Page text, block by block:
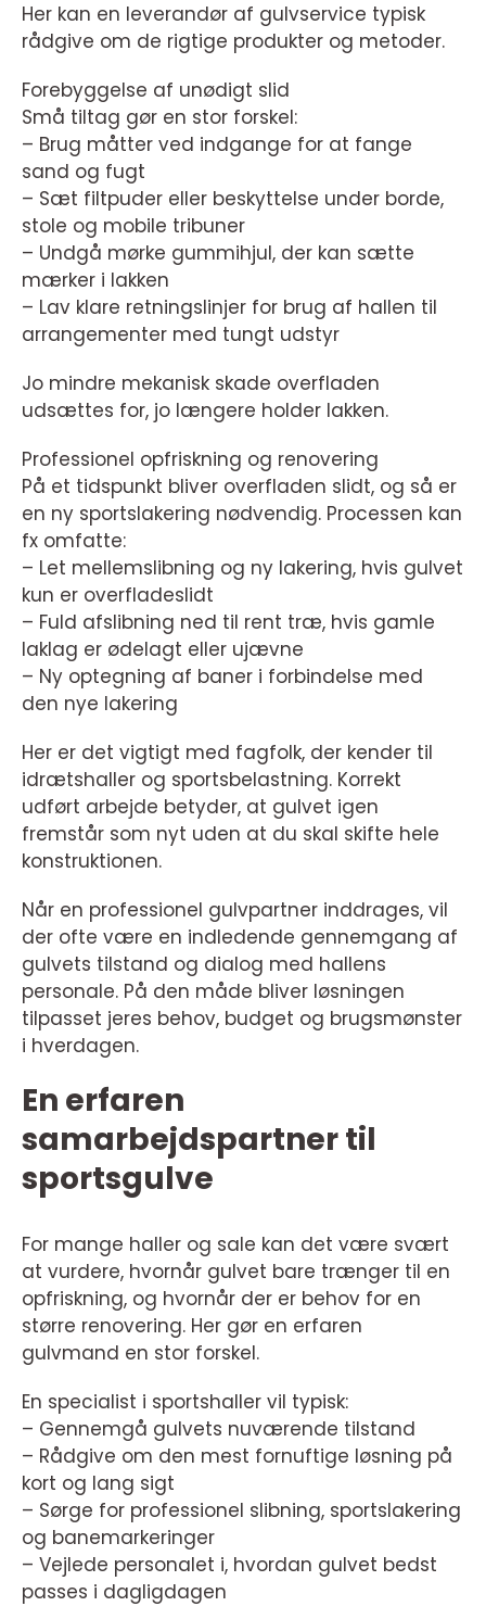
Her kan en leverandør af gulvservice typisk
rådgive om de rigtige produkter og metoder.
Forebyggelse af unødigt slid
Små tiltag gør en stor forskel:
– Brug måtter ved indgange for at fange
sand og fugt
– Sæt filtpuder eller beskyttelse under borde,
stole og mobile tribuner
– Undgå mørke gummihjul, der kan sætte
mærker i lakken
– Lav klare retningslinjer for brug af hallen til
arrangementer med tungt udstyr
Jo mindre mekanisk skade overfladen
udsættes for, jo længere holder lakken.
Professionel opfriskning og renovering
På et tidspunkt bliver overfladen slidt, og så er
en ny sportslakering nødvendig. Processen kan
fx omfatte:
– Let mellemslibning og ny lakering, hvis gulvet
kun er overfladeslidt
– Fuld afslibning ned til rent træ, hvis gamle
laklag er ødelagt eller ujævne
– Ny optegning af baner i forbindelse med
den nye lakering
Her er det vigtigt med fagfolk, der kender til
idrætshaller og sportsbelastning. Korrekt
udført arbejde betyder, at gulvet igen
fremstår som nyt uden at du skal skifte hele
konstruktionen.
Når en professionel gulvpartner inddrages, vil
der ofte være en indledende gennemgang af
gulvets tilstand og dialog med hallens
personale. På den måde bliver løsningen
tilpasset jeres behov, budget og brugsmønster
i hverdagen.
En erfaren
samarbejdspartner til
sportsgulve
For mange haller og sale kan det være svært
at vurdere, hvornår gulvet bare trænger til en
opfriskning, og hvornår der er behov for en
større renovering. Her gør en erfaren
gulvmand en stor forskel.
En specialist i sportshaller vil typisk:
– Gennemgå gulvets nuværende tilstand
– Rådgive om den mest fornuftige løsning på
kort og lang sigt
– Sørge for professionel slibning, sportslakering
og banemarkeringer
– Vejlede personalet i, hvordan gulvet bedst
passes i dagligdagen